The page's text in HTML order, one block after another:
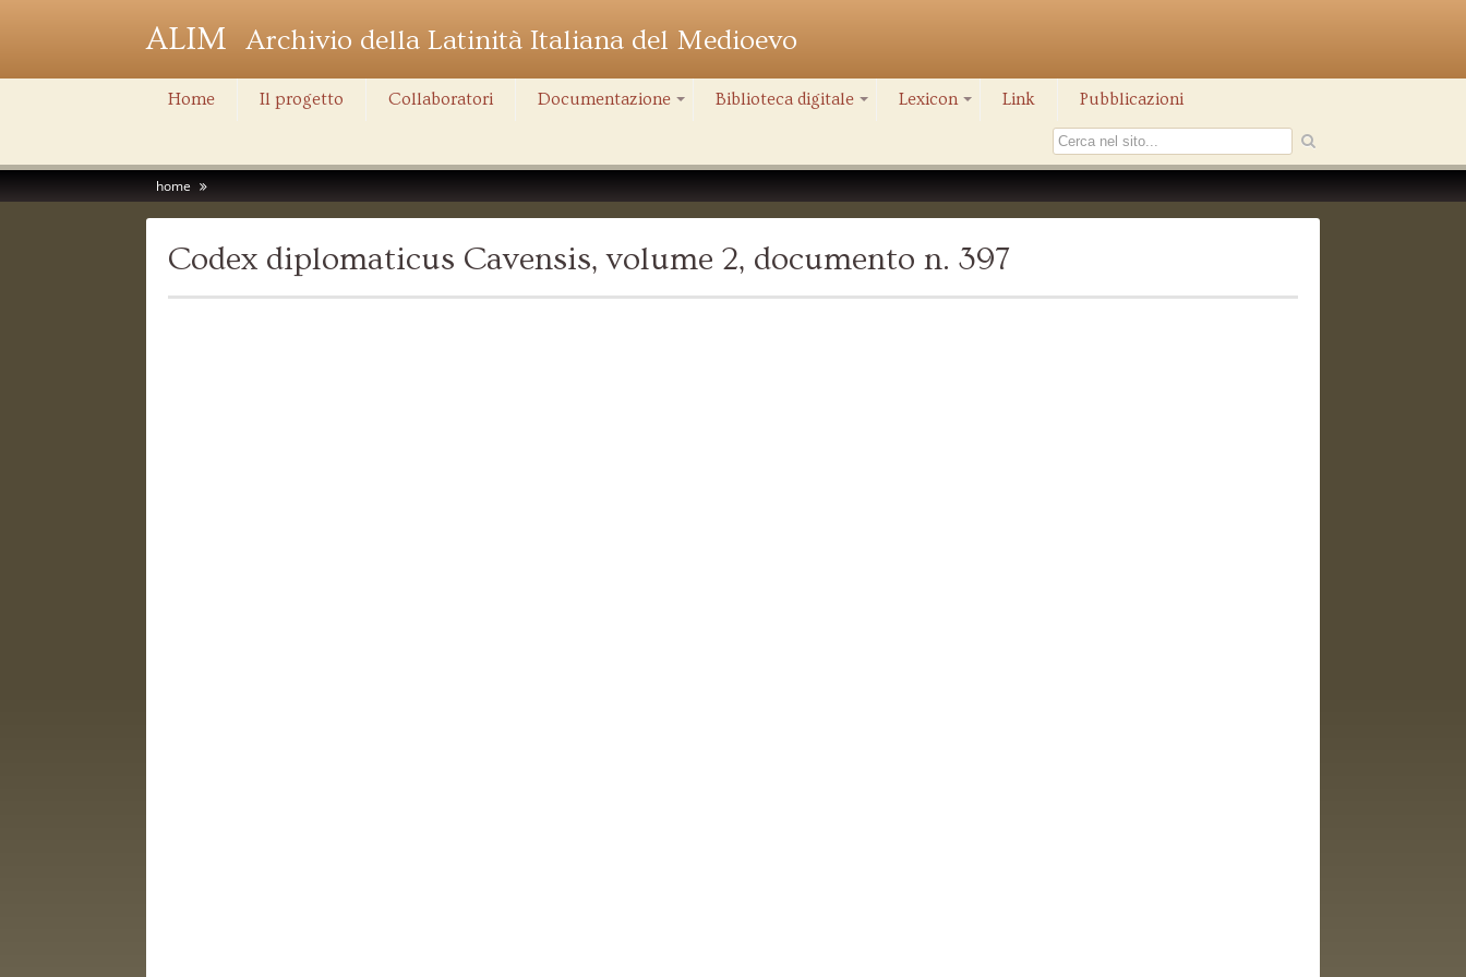
ALIM Archivio della Latinità Italiana del Medioevo
Home Il progetto Collaboratori Documentazione Biblioteca digitale Lexicon Link Pubblicazioni
home
Codex diplomaticus Cavensis, volume 2, documento n. 397